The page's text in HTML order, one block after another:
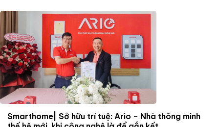
Smarthome| Sở hữu trí tuệ: Ario – Nhà thông minh